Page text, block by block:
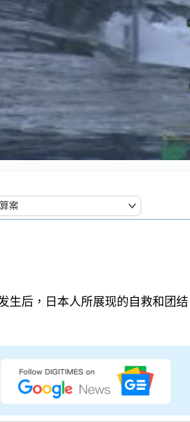
生后，日本人所展现的自救和团结